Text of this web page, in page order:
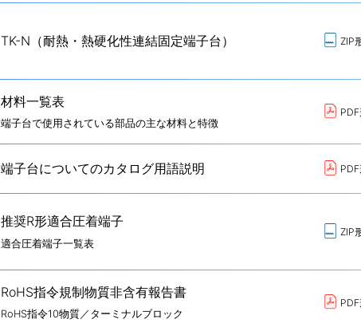
TK-N（耐熱・熱硬化性連結固定端子台） ZIP
材料一覧表
端子台で使用されている部品の主な材料と特徴
端子台についてのカタログ用語説明
推奨R形適合圧着端子
適合圧着端子一覧表
ZIP
RoHS指令規制物質非含有報告書
RoHS指令10物質／ターミナルブロック